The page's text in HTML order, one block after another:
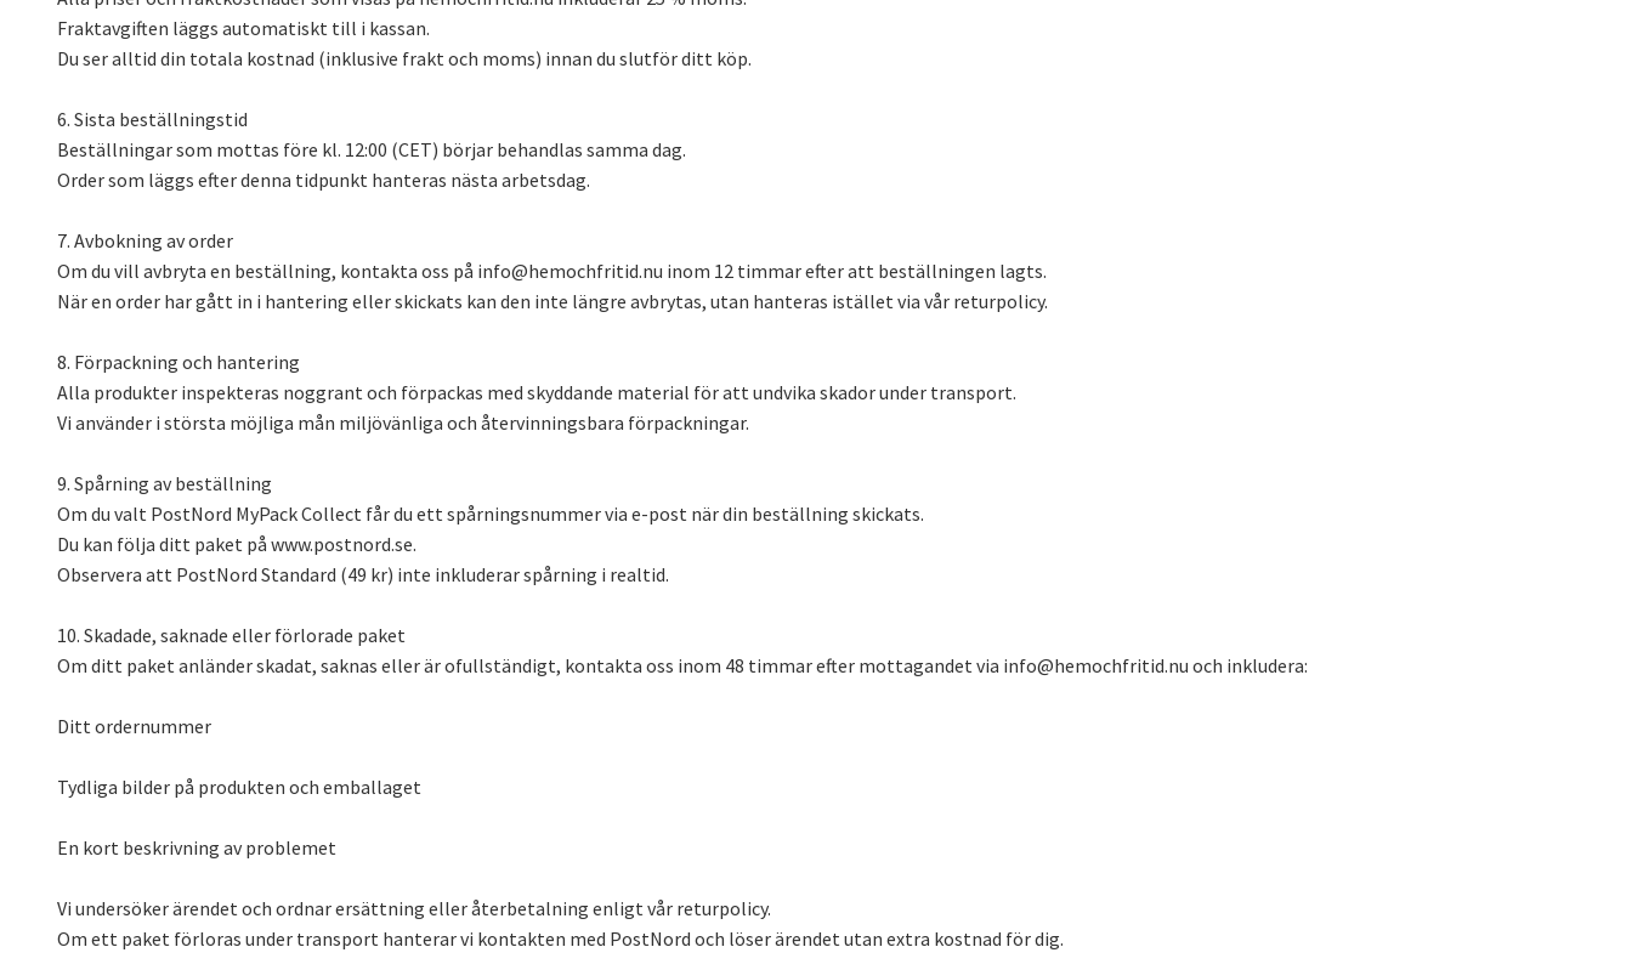
Fraktavgiften läggs automatiskt till i kassan.
Du ser alltid din totala kostnad (inklusive frakt och moms) innan du slutför ditt köp.
6. Sista beställningstid
Beställningar som mottas före kl. 12:00 (CET) börjar behandlas samma dag.
Order som läggs efter denna tidpunkt hanteras nästa arbetsdag.
7. Avbokning av order
Om du vill avbryta en beställning, kontakta oss på info@hemochfritid.nu inom 12 timmar efter att beställningen lagts.
När en order har gått in i hantering eller skickats kan den inte längre avbrytas, utan hanteras istället via vår returpolicy.
8. Förpackning och hantering
Alla produkter inspekteras noggrant och förpackas med skyddande material för att undvika skador under transport.
Vi använder i största möjliga mån miljövänliga och återvinningsbara förpackningar.
9. Spårning av beställning
Om du valt PostNord MyPack Collect får du ett spårningsnummer via e-post när din beställning skickats.
Du kan följa ditt paket på www.postnord.se.
Observera att PostNord Standard (49 kr) inte inkluderar spårning i realtid.
10. Skadade, saknade eller förlorade paket
Om ditt paket anländer skadat, saknas eller är ofullständigt, kontakta oss inom 48 timmar efter mottagandet via info@hemochfritid.nu och inkludera:
Ditt ordernummer
Tydliga bilder på produkten och emballaget
En kort beskrivning av problemet
Vi undersöker ärendet och ordnar ersättning eller återbetalning enligt vår returpolicy.
Om ett paket förloras under transport hanterar vi kontakten med PostNord och löser ärendet utan extra kostnad för dig.